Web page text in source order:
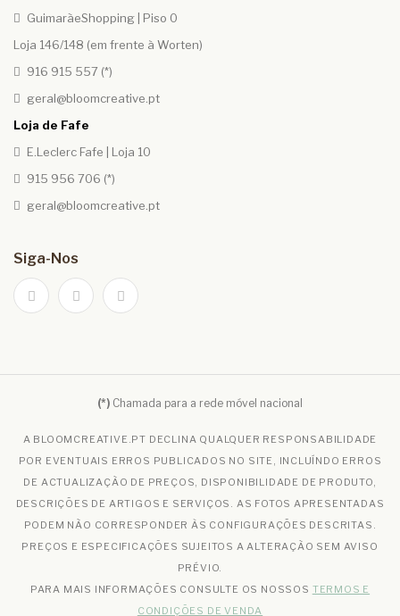
GuimarãeShopping | Piso 0
Loja 146/148 (em frente à Worten)
916 915 557 (*)
geral@bloomcreative.pt
Loja de Fafe
E.Leclerc Fafe | Loja 10
915 956 706 (*)
geral@bloomcreative.pt
Siga-Nos
(*) Chamada para a rede móvel nacional
A BLOOMCREATIVE.PT DECLINA QUALQUER RESPONSABILIDADE
POR EVENTUAIS ERROS PUBLICADOS NO SITE, INCLUÍNDO ERROS
DE ACTUALIZAÇÃO DE PREÇOS, DISPONIBILIDADE DE PRODUTO,
DESCRIÇÕES DE ARTIGOS E SERVIÇOS. AS FOTOS APRESENTADAS
PODEM NÃO CORRESPONDER ÀS CONFIGURAÇÕES DESCRITAS.
PREÇOS E ESPECIFICAÇÕES SUJEITOS A ALTERAÇÃO SEM AVISO
PRÉVIO.
PARA MAIS INFORMAÇÕES CONSULTE OS NOSSOS TERMOS E
CONDIÇÕES DE VENDA